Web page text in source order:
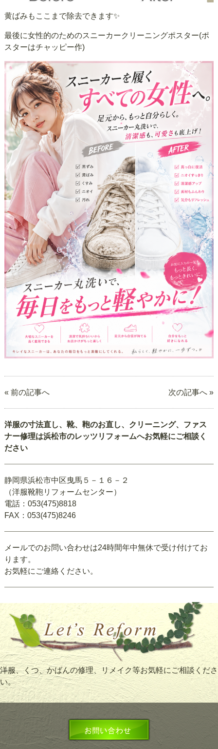
黄ばみもここまで除去できます✨
最後に女性的のためのスニーカークリーニングポスター(ポ
スターはチャッピー作)
« 前の記事へ 次の記事へ »
洋服の寸法直し、靴、鞄のお直し、クリーニング、ファス
ナー修理は浜松市のレッツリフォームへお気軽にご相談く
ださい
静岡県浜松市中区曳馬５－１６－２
（洋服靴鞄リフォームセンター）
電話：053(475)8818
FAX：053(475)8246
メールでのお問い合わせは24時間年中無休で受け付けてお
ります。
お気軽にご連絡ください。
洋服、くつ、かばんの修理、リメイク等お気軽にご相談くださ
い。